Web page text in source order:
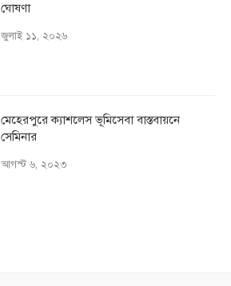
ঘোষণা
জুলাই ১১, ২০২৬
মেহেরপুরে ক্যাশলেস ভূমিসেবা বাস্তবায়নে
সেমিনার
আগস্ট ৬, ২০২৩